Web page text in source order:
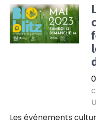
Les événements